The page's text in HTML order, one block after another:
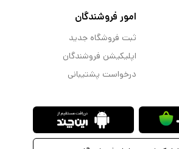
امور فروشندگان
ثبت فروشگاه جدید
اپلیکیشن فروشندگان
درخواست پشتیبانی